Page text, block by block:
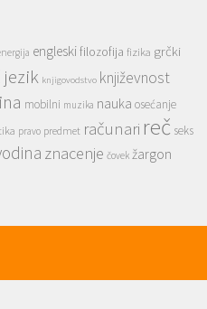
engleskifilozofija fizika grčki
jezik knjigovodstvo književnost
mobilni muzika nauka osećanje
pravo predmet računari reč seks
znacenje čovek žargon